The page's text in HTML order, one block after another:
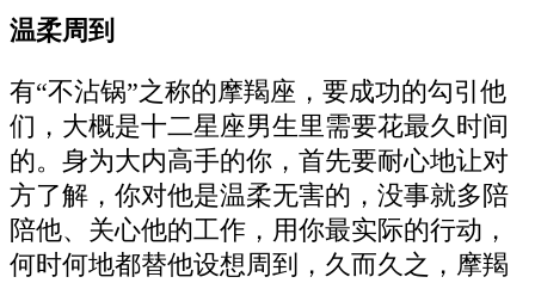
温柔周到
有“不沾锅”之称的摩羯座，要成功的勾引他
们，大概是十二星座男生里需要花最久时间
的。身为大内高手的你，首先要耐心地让对
方了解，你对他是温柔无害的，没事就多陪
陪他、关心他的工作，用你最实际的行动，
何时何地都替他设想周到，久而久之，摩羯